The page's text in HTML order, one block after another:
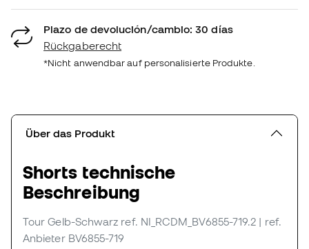
Plazo de devolución/cambio: 30 días
Rückgaberecht
*Nicht anwendbar auf personalisierte Produkte.
Über das Produkt
Shorts technische
Beschreibung
Tour Gelb-Schwarz ref. NI_RCDM_BV6855-719.2 | ref.
Anbieter BV6855-719